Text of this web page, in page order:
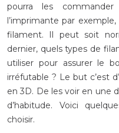
pourra les
l’imprimante par
filament. Il peut soit
dernier, quels types de
utiliser pour assurer le
irréfutable ? Le but c’est
en 3D. De les voir en une
d’habitude. Voici
choisir.